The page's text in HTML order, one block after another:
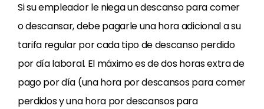
Si su empleador le niega un descanso para comer
o descansar, debe pagarle una hora adicional a su
tarifa regular por cada tipo de descanso perdido
por día laboral. El máximo es de dos horas extra de
pago por día (una hora por descansos para comer
perdidos y una hora por descansos para